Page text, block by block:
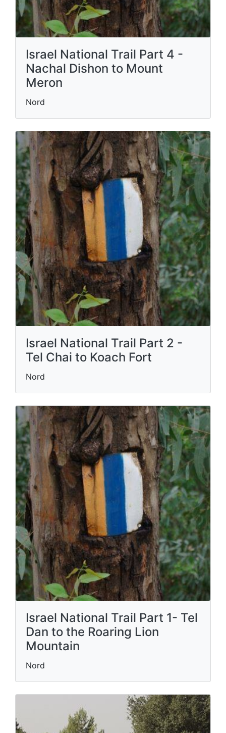
Israel National Trail Part 4 -
Nachal Dishon to Mount
Meron
Nord
Israel National Trail Part 2 -
Tel Chai to Koach Fort
Nord
Israel National Trail Part 1- Tel
Dan to the Roaring Lion
Mountain
Nord